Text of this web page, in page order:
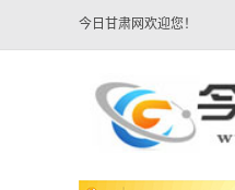
今日甘肃网欢迎您！